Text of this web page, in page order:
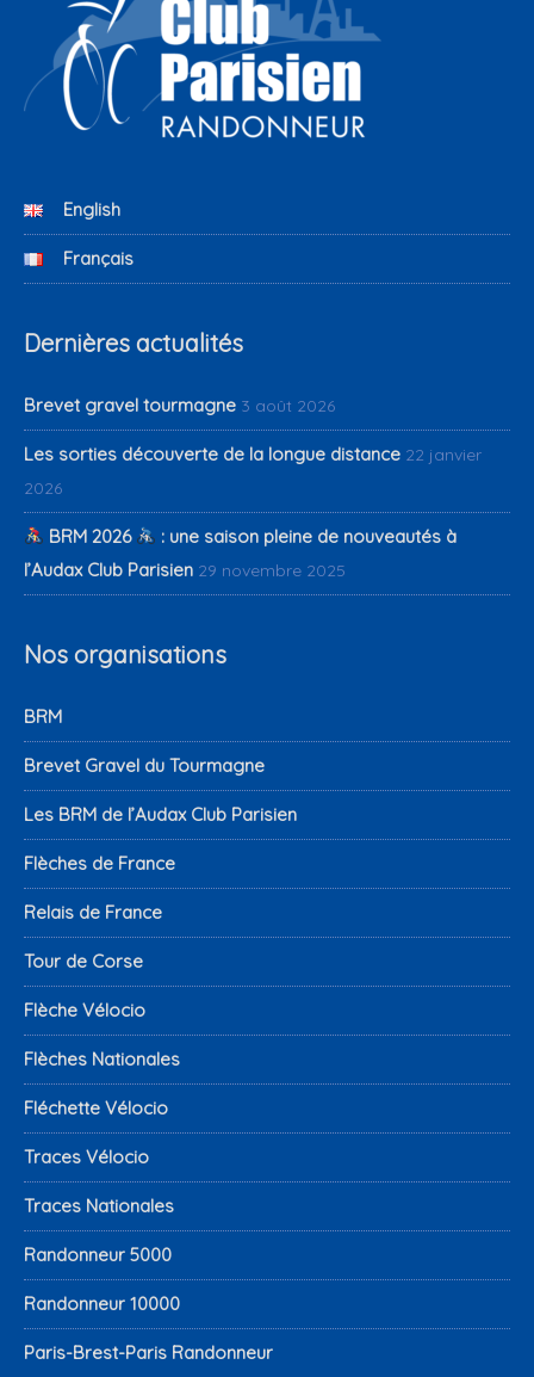
English
Français
Dernières actualités
Brevet gravel tourmagne 3 août 2026
Les sorties découverte de la longue distance 22 janvier
2026
BRM 2026
: une saison pleine de nouveautés à
l’Audax Club Parisien 29 novembre 2025
Nos organisations
BRM
Brevet Gravel du Tourmagne
Les BRM de l’Audax Club Parisien
Flèches de France
Relais de France
Tour de Corse
Flèche Vélocio
Flèches Nationales
Fléchette Vélocio
Traces Vélocio
Traces Nationales
Randonneur 5000
Randonneur 10000
Paris-Brest-Paris Randonneur